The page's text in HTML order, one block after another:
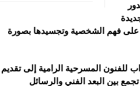
على فهم الشخصية وتجسيدها بصورة
المسرحية الرامية إلى تقديم
بين البعد الفني ‏والرسائل